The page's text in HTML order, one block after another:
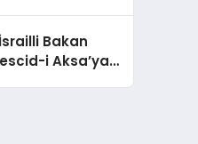
İsrailli Bakan
i Aksa’ya